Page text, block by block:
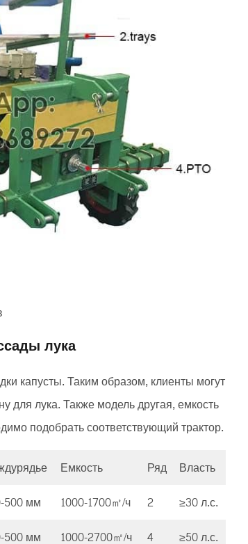
лука
капусты. Таким образом, клиенты могут
лука. Также модель другая, емкость
подобрать соответствующий трактор.
Емкость Ряд
Власть
500 мм 1000-1700㎡/ч 2
≥30 л.с.
500 мм 1000-2700㎡/ч 4 ≥50 л.с.